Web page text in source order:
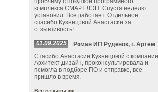
проблему с покупкой программного
комплекса СМАРТ ЛЭП. Спустя неделю
установил. Все работает. Отдельное
спасибо Кузнецовой Анастасии за
отзывчивость!
01.09.2025
Роман ИП Руденок, г. Артем
Спасибо Анастасии Кузнецовой с компании
Архитект Дизайн, проконсультировала и
помогла в подборе ПО и отправке, все
пришло в время.
Все отзывы >>